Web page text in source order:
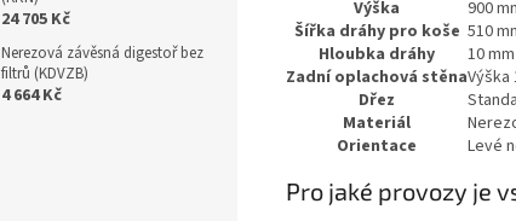
24 705 Kč
Nerezová závěsná digestoř bez
filtrů (KDVZB)
4 664 Kč
Výška
900
Šířka dráhy pro koše 510
Hloubka dráhy
10 mm
Zadní oplachová stěnaVýška
Dřez
Materiál
Orientace
Levé
Pro jaké provozy je